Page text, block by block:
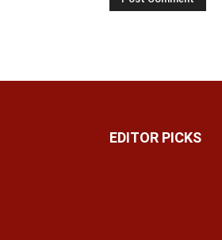
EDITOR PICKS